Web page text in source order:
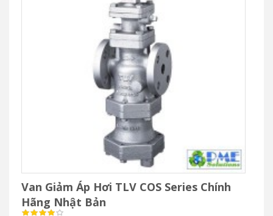
Van Giảm Áp Hơi TLV COS Series Chính
Hãng Nhật Bản